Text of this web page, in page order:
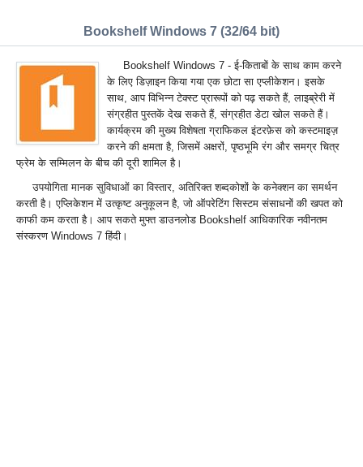
Bookshelf Windows 7 (32/64 bit)
Bookshelf Windows 7 - ई-किताबों के साथ काम करने
के लिए डिज़ाइन किया गया एक छोटा सा एप्लीकेशन। इसके
साथ, आप विभिन्न टेक्स्ट प्रारूपों को पढ़ सकते हैं, लाइब्रेरी में
संग्रहीत पुस्तकें देख सकते हैं, संग्रहीत डेटा खोल सकते हैं।
कार्यक्रम की मुख्य विशेषता ग्राफिकल इंटरफ़ेस को कस्टमाइज़
करने की क्षमता है, जिसमें अक्षरों, पृष्ठभूमि रंग और समग्र चित्र
फ्रेम के सम्मिलन के बीच की दूरी शामिल है।
उपयोगिता मानक सुविधाओं का विस्तार, अतिरिक्त शब्दकोशों के कनेक्शन का समर्थन
करती है। एप्लिकेशन में उत्कृष्ट अनुकूलन है, जो ऑपरेटिंग सिस्टम संसाधनों की खपत को
काफी कम करता है। आप सकते मुफ्त डाउनलोड Bookshelf आधिकारिक नवीनतम
संस्करण Windows 7 हिंदी।